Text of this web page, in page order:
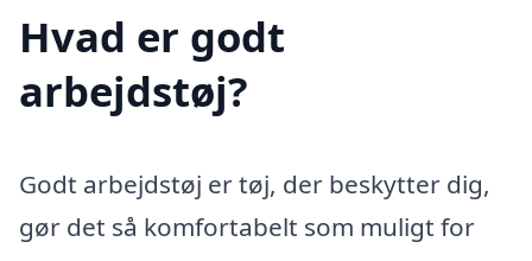
Hvad er godt
arbejdstøj?
Godt arbejdstøj er tøj, der beskytter dig,
gør det så komfortabelt som muligt for